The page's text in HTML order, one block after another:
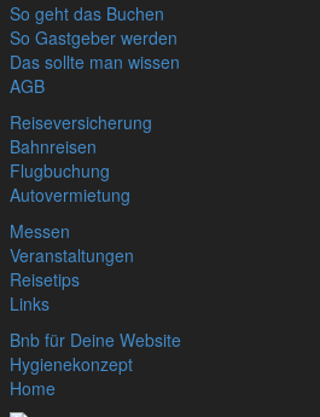
So geht das Buchen
So Gastgeber werden
Das sollte man wissen
AGB
Reiseversicherung
Bahnreisen
Flugbuchung
Autovermietung
Messen
Veranstaltungen
Reisetips
Links
Bnb für Deine Website
Hygienekonzept
Home